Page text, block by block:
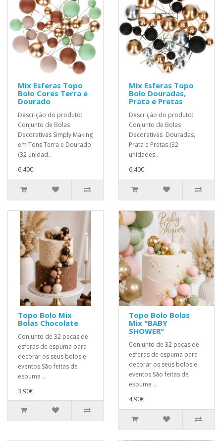
Mix Esferas Topo
Bolo Cores Terra e
Dourado
Descrição do produto:
Conjunto de Bolas
Decorativas Simply Making
em Tons Terra e Dourado
(32 unidad..
6,40€
Mix Esferas Topo
Bolo Douradas,
Prata e Pretas
Descrição do produto:
Conjunto de Bolas
Decorativas Douradas,
Prata e Pretas (32
unidades..
6,40€
Topo Bolo Mix
Bolas Chocolate
Conjunto de 32 peças de
esferas de espuma para
decorar os seus bolos e
eventos.São feitas de
espuma ..
3,90€
Topo Bolo Bolas
Mix "BABY
SHOWER"
Conjunto de 32 peças de
esferas de espuma para
decorar os seus bolos e
eventos.São feitas de
espuma ..
4,90€